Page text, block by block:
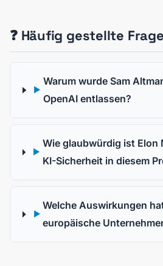
❓ Häufig gestellte
▶
Warum wurde Sam
OpenAI entlassen?
▶
Wie glaubwürdig ist Elon
KI-Sicherheit in diesem
▶
Welche Auswirkungen
europäische